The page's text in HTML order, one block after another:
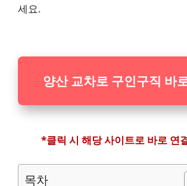
세요.
양산 교차로 구인구직 바
*클릭 시 해당 사이트로 바로 연
목차